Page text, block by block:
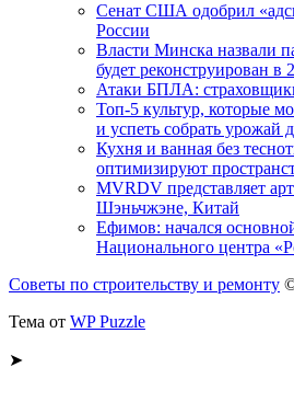
Сенат США одобрил
России
Власти Минска назвали
будет реконструирован в
Атаки БПЛА:
Топ-5 культур, которые
и успеть собрать урожай
Кухня и ванная без
оптимизируют
MVRDV представляет
Шэньчжэне, Китай
Ефимов: начался
Национального центра
Советы по строительству и ремонту
Тема от WP Puzzle
➤